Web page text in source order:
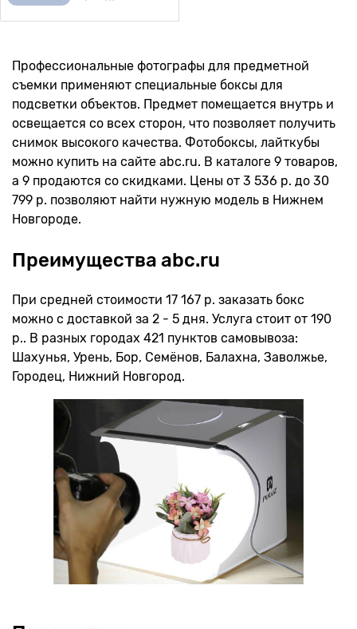
Профессиональные фотографы для предметной
съемки применяют специальные боксы для
подсветки объектов. Предмет помещается внутрь и
освещается со всех сторон, что позволяет получить
снимок высокого качества. Фотобоксы, лайткубы
можно купить на сайте abc.ru. В каталоге 9 товаров,
а 9 продаются со скидками. Цены от 3 536 р. до 30
799 р. позволяют найти нужную модель в Нижнем
Новгороде.
Преимущества abc.ru
При средней стоимости 17 167 р. заказать бокс
можно с доставкой за 2 - 5 дня. Услуга стоит от 190
р.. В разных городах 421 пунктов самовывоза:
Шахунья, Урень, Бор, Семёнов, Балахна, Заволжье,
Городец, Нижний Новгород.